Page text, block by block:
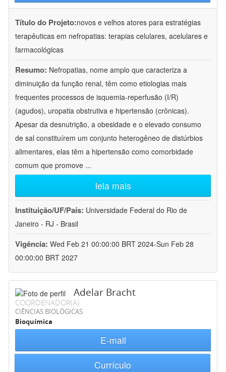
Título do Projeto:novos e velhos atores para estratégias
terapêuticas em nefropatias: terapias celulares, acelulares e
farmacológicas
Resumo: Nefropatias, nome amplo que caracteriza a
diminuição da função renal, têm como etiologias mais
frequentes processos de isquemia-reperfusão (I/R)
(agudos), uropatia obstrutiva e hipertensão (crônicas).
Apesar da desnutrição, a obesidade e o elevado consumo
de sal constituírem um conjunto heterogêneo de distúrbios
alimentares, elas têm a hipertensão como comorbidade
comum que promove ...
leia mais
Instituição/UF/País: Universidade Federal do Rio de
Janeiro - RJ - Brasil
Vigência: Wed Feb 21 00:00:00 BRT 2024-Sun Feb 28
00:00:00 BRT 2027
Adelar Bracht
COORDENADOR(A)
CIÊNCIAS BIOLÓGICAS
Bioquímica
E-mail
Currículo